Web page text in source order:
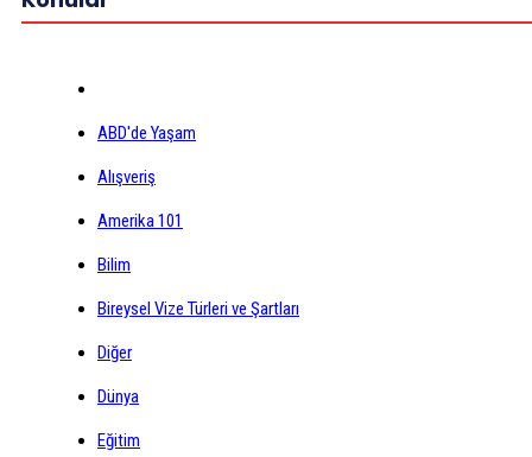
ABD'de Yaşam
Alışveriş
Amerika 101
Bilim
Bireysel Vize Türleri ve Şartları
Diğer
Dünya
Eğitim